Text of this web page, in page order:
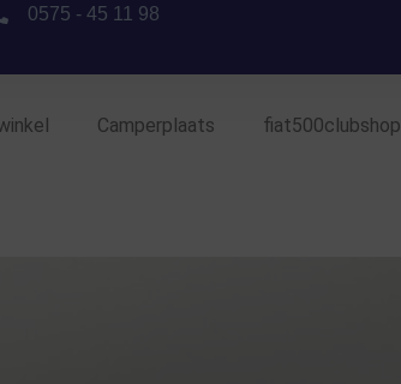
0575 - 45 11 98
Camperplaats fiat500clubshop